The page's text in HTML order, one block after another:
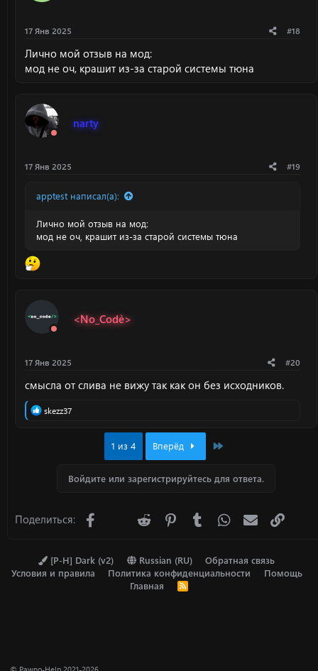
17 Янв 2025 #18
Лично мой отзыв на мод:
мод не оч, крашит из-за старой системы тюна
narty
17 Янв 2025 #19
apptest написал(а):
Лично мой отзыв на мод:
мод не оч, крашит из-за старой системы тюна
<`No_Code`>
17 Янв 2025 #20
смысла от слива не вижу так как он без исходников.
Р
skezz37
1 из 4 Вперёд
Войдите или зарегистрируйтесь для ответа.
Поделиться: FacebookX (Twitter)
Reddit PinterestTumblr WhatsApp
[P-H] Dark (v2) Russian (RU)
Обратная связь
Условия и правила
Политика конфиденциальности
Помощь
Главная
R